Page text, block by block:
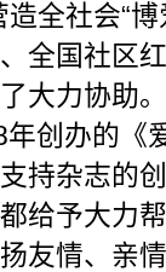
造全社会“
全国社区
大力协助。
创办的《
持杂志的
给予大力
友情、亲